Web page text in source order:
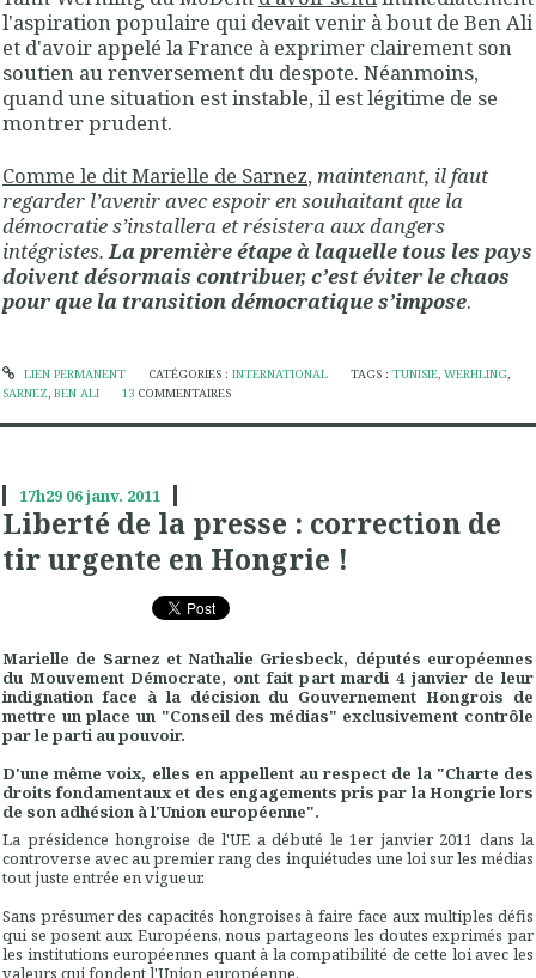
l'aspiration populaire qui devait venir à bout de Ben Ali
et d'avoir appelé la France à exprimer clairement son
soutien au renversement du despote. Néanmoins,
quand une situation est instable, il est légitime de se
montrer prudent.
Comme le dit Marielle de Sarnez, maintenant, il faut
regarder l’avenir avec espoir en souhaitant que la
démocratie s’installera et résistera aux dangers
intégristes. La première étape à laquelle tous les pays
doivent désormais contribuer, c’est éviter le chaos
pour que la transition démocratique s’impose.
LIEN PERMANENT CATÉGORIES : INTERNATIONAL TAGS :TUNISIE,WERHLING,
SARNEZ, BEN ALI 13 COMMENTAIRES
17h29 06janv. 2011
Liberté de la presse : correction de
tir urgente en Hongrie !
Marielle de Sarnez et Nathalie Griesbeck, députés européennes
du Mouvement Démocrate, ont fait part mardi 4 janvier de leur
indignation face à la décision du Gouvernement Hongrois de
mettre un place un "Conseil des médias" exclusivement contrôle
par le parti au pouvoir.
D'une même voix, elles en appellent au respect de la "Charte des
droits fondamentaux et des engagements pris par la Hongrie lors
de son adhésion à l'Union européenne".
La présidence hongroise de l'UE a débuté le 1er janvier 2011 dans la
controverse avec au premier rang des inquiétudes une loi sur les médias
tout juste entrée en vigueur.
Sans présumer des capacités hongroises à faire face aux multiples défis
qui se posent aux Européens, nous partageons les doutes exprimés par
les institutions européennes quant à la compatibilité de cette loi avec les
valeurs qui fondent l'Union européenne.